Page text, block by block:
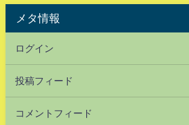
メタ情報
ログイン
投稿フィード
コメントフィード